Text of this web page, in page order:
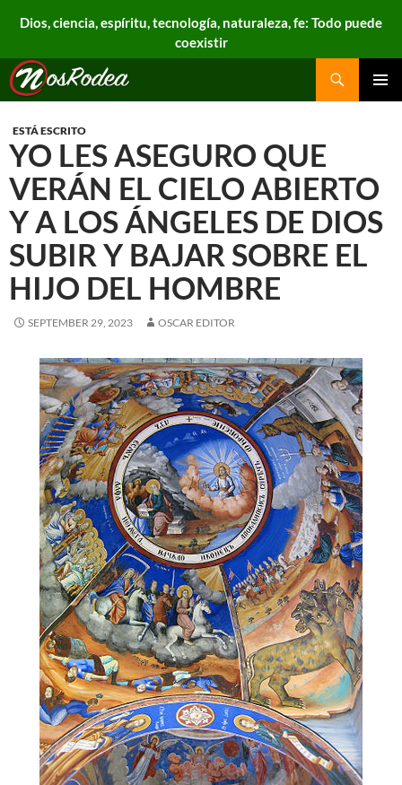
Dios, ciencia, espíritu, tecnología, naturaleza, fe: Todo puede
coexistir
Nos Rodea
Search
ESTÁ ESCRITO
YO LES ASEGURO QUE
VERÁN EL CIELO ABIERTO
Y A LOS ÁNGELES DE DIOS
SUBIR Y BAJAR SOBRE EL
HIJO DEL HOMBRE
SEPTEMBER 29, 2023 OSCAR EDITOR